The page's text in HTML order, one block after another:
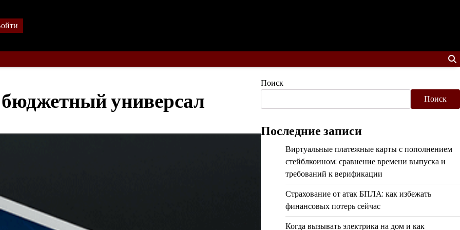
универсал
Поиск
Поиск
Последние записи
Виртуальные платежные карты с пополнением
стейблкоином: сравнение времени выпуска и
требований к верификации
Страхование от атак БПЛА: как избежать
финансовых потерь сейчас
Когда вызывать электрика на дом и как